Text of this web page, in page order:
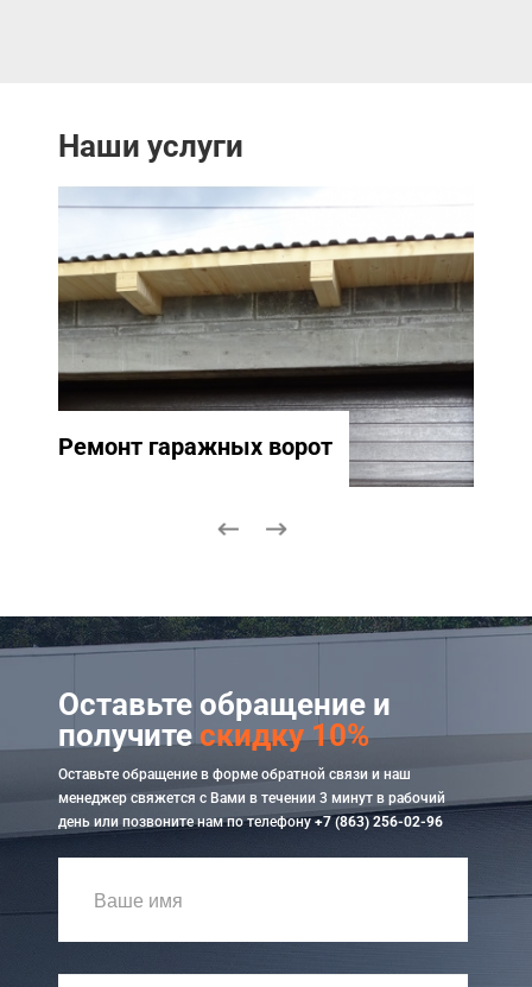
Наши услуги
Ремонт гаражных ворот
Оставьте обращение и
получитескидку 10%
Оставьте обращение в форме обратной связи и наш
менеджер свяжется с Вами в течении 3 минут в рабочий
день или позвоните нам по телефону+7 (863) 256-02-96